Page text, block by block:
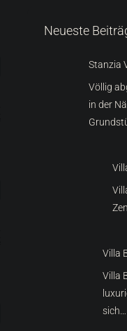
Neueste
Stanzia
Völlig
in der
Villa
Villa
sich…